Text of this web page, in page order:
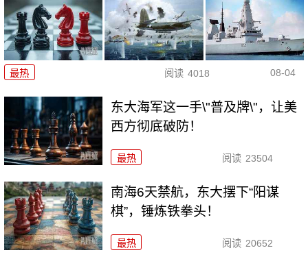
最热 阅读 4018 08-04
东大海军这一手\"普及牌\"，让美
西方彻底破防！
最热 阅读 23504
南海6天禁航，东大摆下“阳谋
棋”，锤炼铁拳头！
最热 阅读 20652